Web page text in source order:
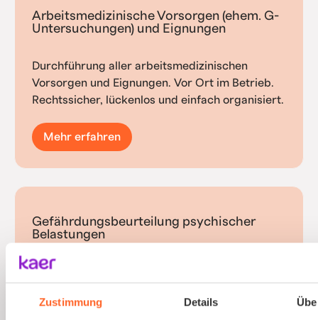
Zustimmung Details
Arbeitsmedizinische Vorsorgen (ehem. G-
Untersuchungen) und Eignungen
Durchführung aller arbeitsmedizinischen
Vorsorgen und Eignungen. Vor Ort im Betrieb.
Rechtssicher, lückenlos und einfach organisiert.
Mehr erfahren
Gefährdungsbeurteilung psychischer
Belastungen
Psychische Belastungen am Arbeitsplatz mit
Durchführung erfassen.